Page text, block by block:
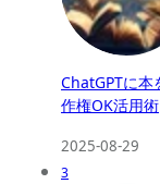
ChatGPTに
作権OK活用術
2025-08-29
3